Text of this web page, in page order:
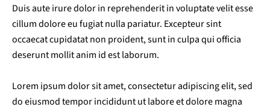
Duis aute irure dolor in reprehenderit in voluptate velit esse
cillum dolore eu fugiat nulla pariatur. Excepteur sint
occaecat cupidatat non proident, sunt in culpa qui officia
deserunt mollit anim id est laborum.
Lorem ipsum dolor sit amet, consectetur adipiscing elit, sed
do eiusmod tempor incididunt ut labore et dolore magna